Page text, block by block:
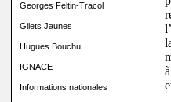
Georges Feltin-Tracol
Gilets Jaunes
Hugues Bouchu
IGNACE
Informations nationales